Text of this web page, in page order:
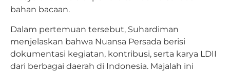
bahan bacaan.
Dalam pertemuan tersebut, Suhardiman
menjelaskan bahwa Nuansa Persada berisi
dokumentasi kegiatan, kontribusi, serta karya LDII
dari berbagai daerah di Indonesia. Majalah ini